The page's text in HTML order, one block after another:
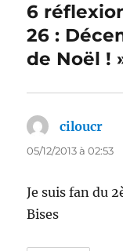
6
26 :
de Noël !
ciloucr
05/12/2013 à 02:53
Je suis fan du
Bises